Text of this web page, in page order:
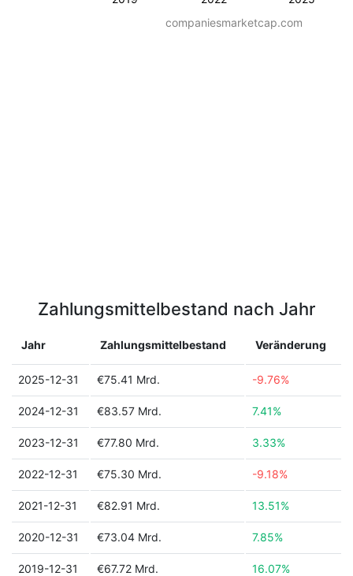
companiesmarketcap.com
Zahlungsmittelbestand nach Jahr
Jahr Zahlungsmittelbestand Veränderung
2025-12-31 €75.41 Mrd. -9.76%
2024-12-31 €83.57 Mrd. 7.41%
2023-12-31 €77.80 Mrd. 3.33%
2022-12-31 €75.30 Mrd. -9.18%
2021-12-31 €82.91 Mrd. 13.51%
2020-12-31 €73.04 Mrd. 7.85%
2019-12-31 €67.72 Mrd. 16.07%